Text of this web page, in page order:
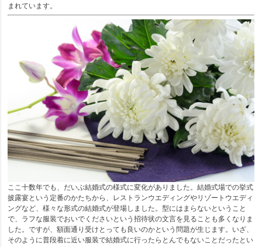
まれています。
ここ十数年でも、だいぶ結婚式の様式に変化がありました。結婚式場での挙式
披露宴という定番のかたちから、レストランウエディングやリゾートウエディ
ングなど、様々な形式の結婚式が登場しました。型にはまらないということ
で、ラフな服装でおいでくださいという招待状の文言を見ることも多くなりま
した。ですが、額面通り受けとっても良いのかという問題が生じます。いざ、
そのように普段着に近い服装で結婚式に行ったらとんでもないことだったとい